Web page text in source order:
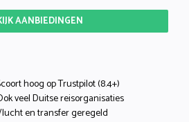
AANBIEDINGEN
hoog op Trustpilot (8.4+)
veel Duitse reisorganisaties
en transfer geregeld